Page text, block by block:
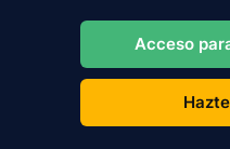
Acceso